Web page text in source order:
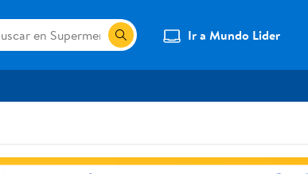
Ir a Mundo Lider